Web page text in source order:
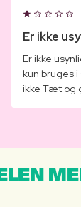
Er ikke
Er ikke
kun bruges
ikke Tæt og